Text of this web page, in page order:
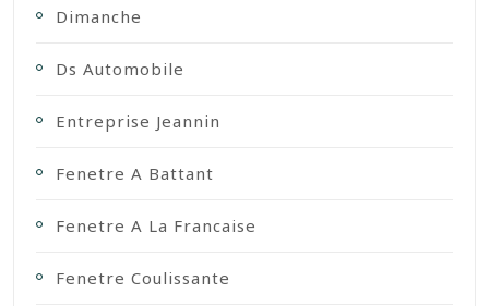
Dimanche
Ds Automobile
Entreprise Jeannin
Fenetre A Battant
Fenetre A La Francaise
Fenetre Coulissante